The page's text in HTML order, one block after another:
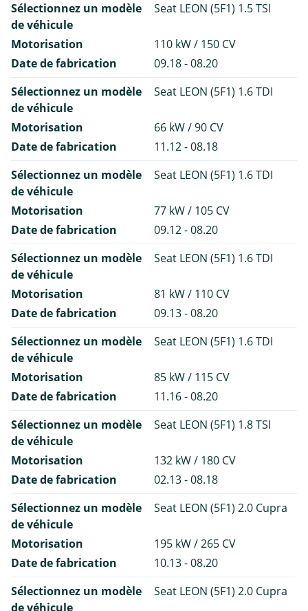
Sélectionnez un modèle
de véhicule
Seat LEON (5F1) 1.5 TSI
Motorisation
110 kW / 150 CV
Date de fabrication
09.18 - 08.20
Sélectionnez un modèle
de véhicule
Seat LEON (5F1) 1.6 TDI
Motorisation
66 kW / 90 CV
Date de fabrication
11.12 - 08.18
Sélectionnez un modèle
de véhicule
Seat LEON (5F1) 1.6 TDI
Motorisation
77 kW / 105 CV
Date de fabrication
09.12 - 08.20
Sélectionnez un modèle
de véhicule
Seat LEON (5F1) 1.6 TDI
Motorisation
81 kW / 110 CV
Date de fabrication
09.13 - 08.20
Sélectionnez un modèle
de véhicule
Seat LEON (5F1) 1.6 TDI
Motorisation
85 kW / 115 CV
Date de fabrication
11.16 - 08.20
Sélectionnez un modèle
de véhicule
Seat LEON (5F1) 1.8 TSI
Motorisation
132 kW / 180 CV
Date de fabrication
02.13 - 08.18
Sélectionnez un modèle
de véhicule
Seat LEON (5F1) 2.0 Cupra
Motorisation
195 kW / 265 CV
Date de fabrication
10.13 - 08.20
Sélectionnez un modèle
de véhicule
Seat LEON (5F1) 2.0 Cupra